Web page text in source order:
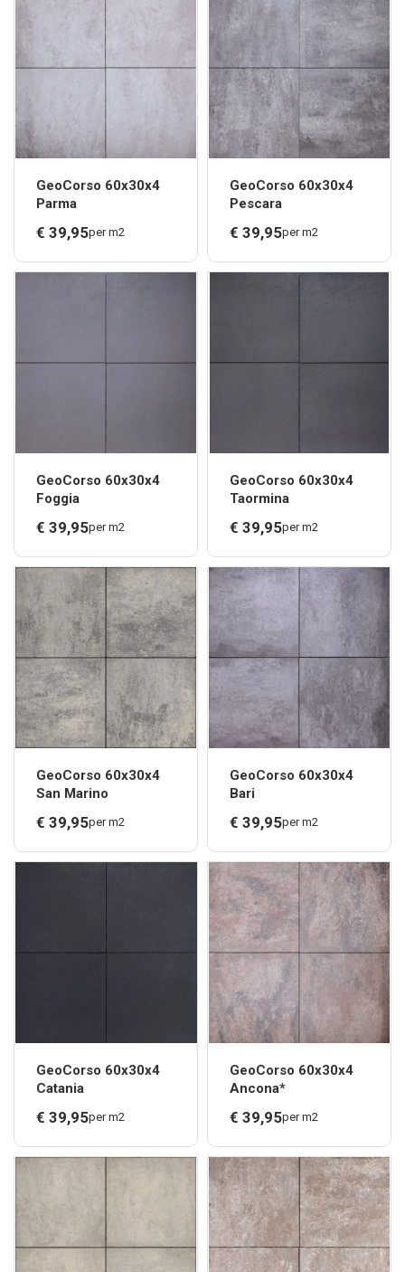
GeoCorso 60x30x4
Parma
€ 39,95per m2
GeoCorso 60x30x4
Pescara
€ 39,95per m2
GeoCorso 60x30x4
Foggia
€ 39,95per m2
GeoCorso 60x30x4
Taormina
€ 39,95per m2
GeoCorso 60x30x4
San Marino
€ 39,95per m2
GeoCorso 60x30x4
Bari
€ 39,95per m2
GeoCorso 60x30x4
Catania
€ 39,95per m2
GeoCorso 60x30x4
Ancona*
€ 39,95per m2